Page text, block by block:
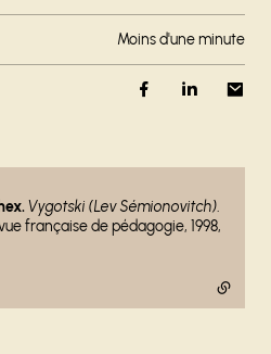
moins d'une minute
Vygotski (Lev Sémionovitch).
française de pédagogie, 1998,